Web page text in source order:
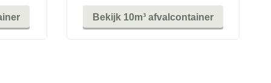
Bekijk 10m³ afvalcontainer